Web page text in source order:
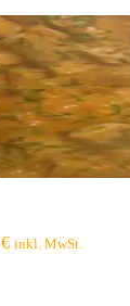
€ inkl. MwSt.